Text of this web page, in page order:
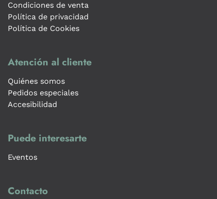
Condiciones de venta
Política de privacidad
Política de Cookies
Atención al cliente
Quiénes somos
Pedidos especiales
Accesibilidad
Puede interesarte
Eventos
Contacto